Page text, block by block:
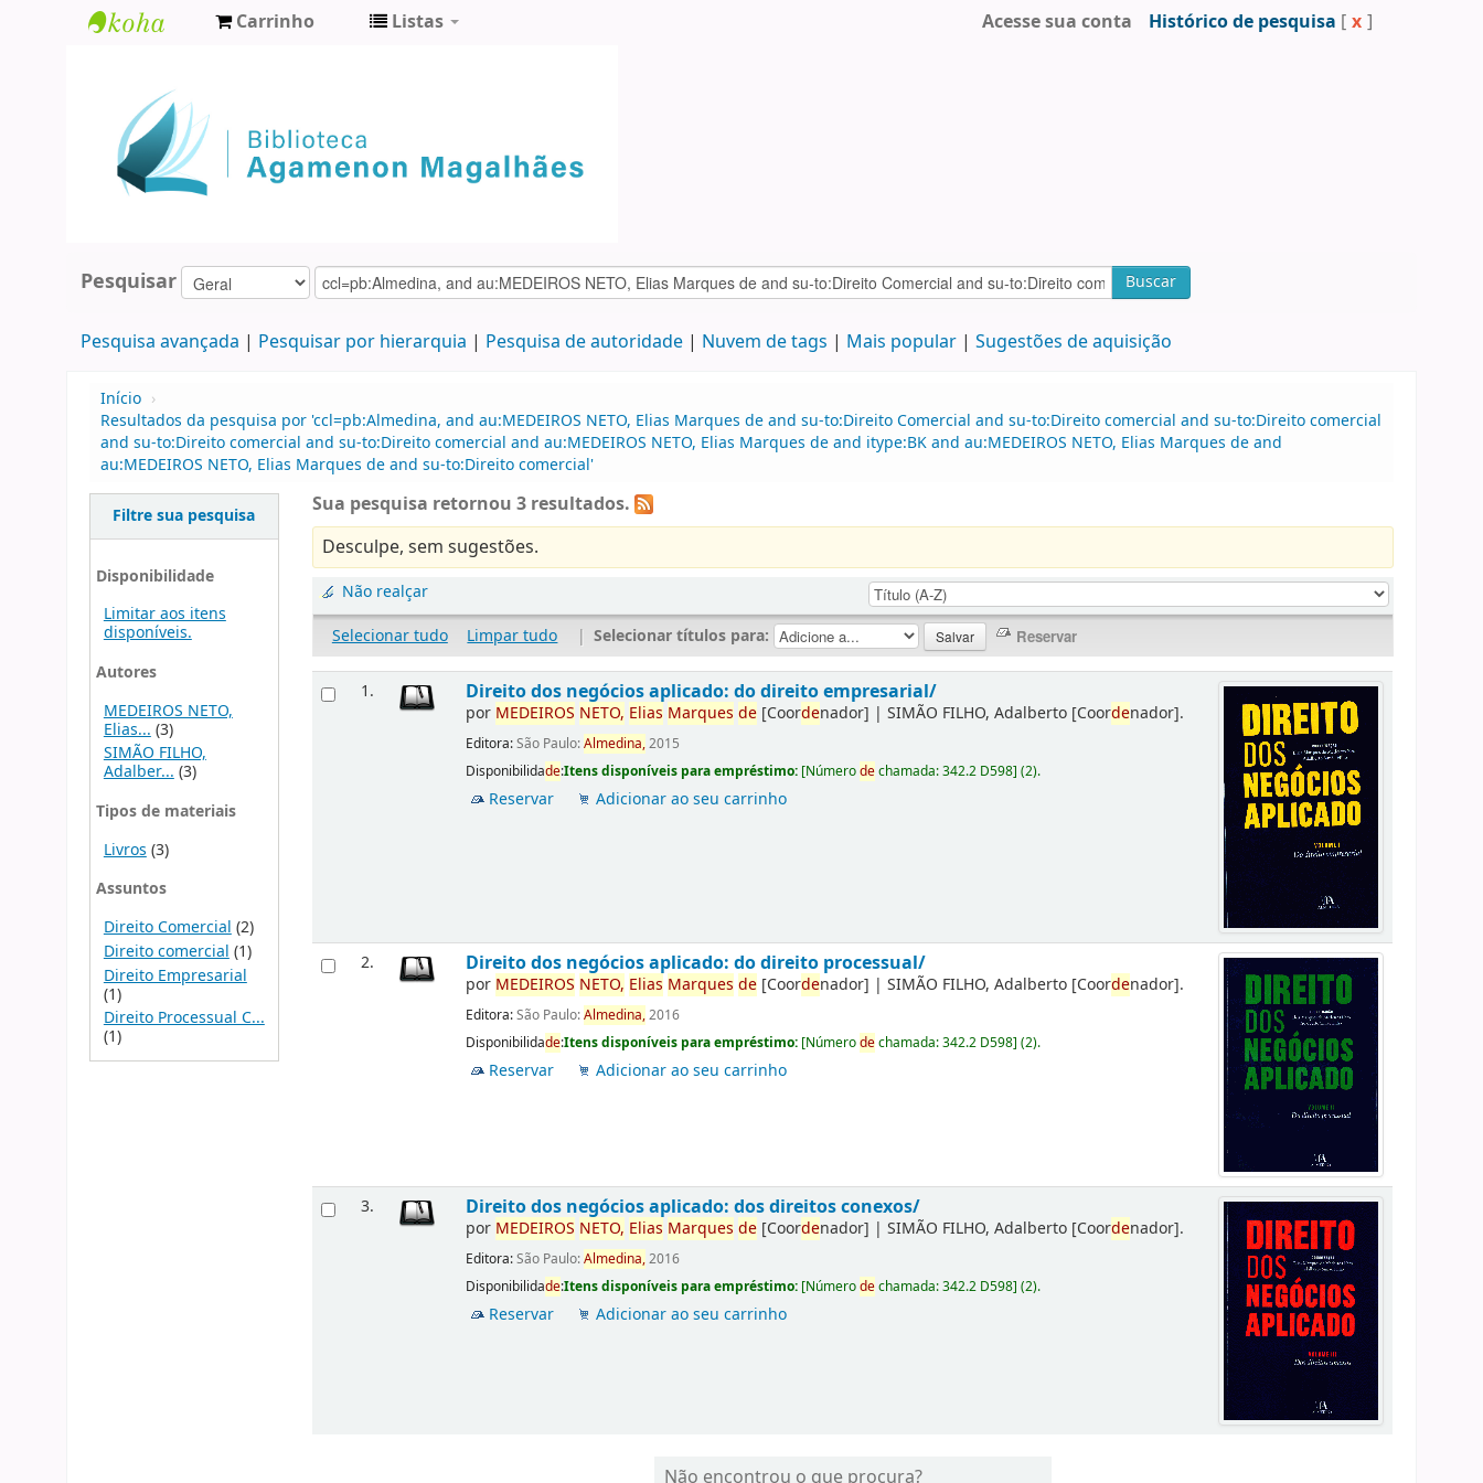
Agamenon
Magalhães
Carrinho Listas Acesse sua conta Histórico de pesquisa [ x ]
Pesquisar Buscar
Pesquisa avançada Pesquisar por hierarquia Pesquisa de autoridade Nuvem de tags Mais popular Sugestões de aquisição
Início ›
Resultados da pesquisa por 'ccl=pb:Almedina, and au:MEDEIROS NETO, Elias Marques de and su-to:Direito Comercial and su-to:Direito comercial and su-to:Direito comercial
and su-to:Direito comercial and su-to:Direito comercial and au:MEDEIROS NETO, Elias Marques de and itype:BK and au:MEDEIROS NETO, Elias Marques de and
au:MEDEIROS NETO, Elias Marques de and su-to:Direito comercial'
Filtre sua pesquisa
Disponibilidade
Limitar aos itens
disponíveis.
Autores
MEDEIROS NETO,
Elias... (3)
SIMÃO FILHO,
Adalber...(3)
Tipos de materiais
Livros (3)
Assuntos
Direito Comercial (2)
Direito comercial (1)
Direito Empresarial
(1)
Direito Processual C...
(1)
Sua pesquisa retornou 3 resultados.
Desculpe, sem sugestões.
Não realçar
Selecionar tudo
Limpar tudo | Selecionar títulos para:
1. Direito dos negócios aplicado: do direito empresarial/
por MEDEIROS NETO, Elias Marques de [Coordenador] |SIMÃO FILHO, Adalberto [Coordenador].
Editora:São Paulo:Almedina,2015
Disponibilidade:Itens disponíveis para empréstimo: [Númerodechamada:342.2 D598](2).
Reservar Adicionar ao seu carrinho
2. Direito dos negócios aplicado: do direito processual/
por MEDEIROS NETO, Elias Marques de [Coordenador] |SIMÃO FILHO, Adalberto [Coordenador].
Editora:São Paulo:Almedina,2016
Disponibilidade:Itens disponíveis para empréstimo: [Númerodechamada:342.2 D598](2).
Reservar Adicionar ao seu carrinho
3. Direito dos negócios aplicado: dos direitos conexos/
por MEDEIROS NETO, Elias Marques de [Coordenador] |SIMÃO FILHO, Adalberto [Coordenador].
Editora:São Paulo:Almedina,2016
Disponibilidade:Itens disponíveis para empréstimo: [Númerodechamada:342.2 D598](2).
Reservar Adicionar ao seu carrinho